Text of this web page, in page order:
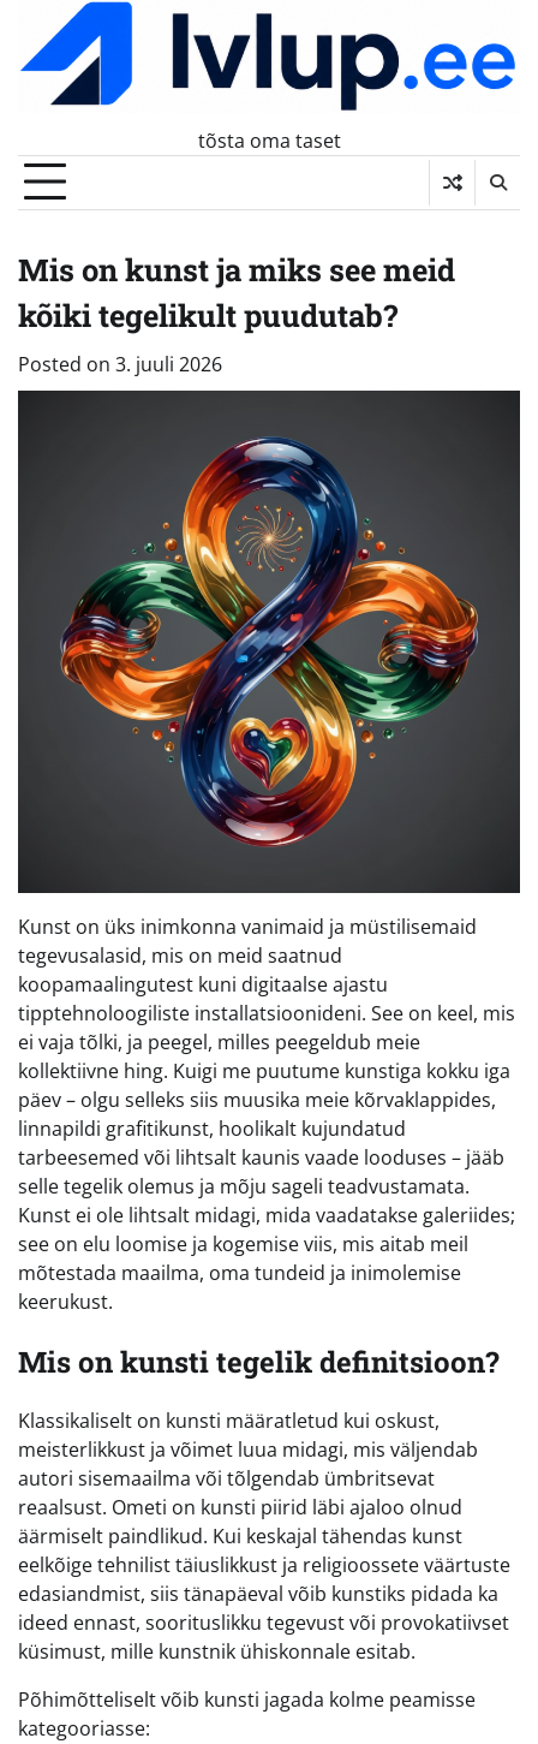
content
tõsta oma taset
Mis on kunst ja miks see meid
kõiki tegelikult puudutab?
Posted on 3. juuli 2026
Kunst on üks inimkonna vanimaid ja müstilisemaid
tegevusalasid, mis on meid saatnud
koopamaalingutest kuni digitaalse ajastu
tipptehnoloogiliste installatsioonideni. See on keel, mis
ei vaja tõlki, ja peegel, milles peegeldub meie
kollektiivne hing. Kuigi me puutume kunstiga kokku iga
päev – olgu selleks siis muusika meie kõrvaklappides,
linnapildi grafitikunst, hoolikalt kujundatud
tarbeesemed või lihtsalt kaunis vaade looduses – jääb
selle tegelik olemus ja mõju sageli teadvustamata.
Kunst ei ole lihtsalt midagi, mida vaadatakse galeriides;
see on elu loomise ja kogemise viis, mis aitab meil
mõtestada maailma, oma tundeid ja inimolemise
keerukust.
Mis on kunsti tegelik definitsioon?
Klassikaliselt on kunsti määratletud kui oskust,
meisterlikkust ja võimet luua midagi, mis väljendab
autori sisemaailma või tõlgendab ümbritsevat
reaalsust. Ometi on kunsti piirid läbi ajaloo olnud
äärmiselt paindlikud. Kui keskajal tähendas kunst
eelkõige tehnilist täiuslikkust ja religioossete väärtuste
edasiandmist, siis tänapäeval võib kunstiks pidada ka
ideed ennast, soorituslikku tegevust või provokatiivset
küsimust, mille kunstnik ühiskonnale esitab.
Põhimõtteliselt võib kunsti jagada kolme peamisse
kategooriasse: